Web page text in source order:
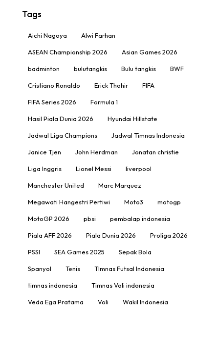
Tags
Aichi Nagoya Alwi Farhan
ASEAN Championship 2026 Asian Games 2026
badminton bulutangkis Bulu tangkis BWF
Cristiano Ronaldo Erick Thohir FIFA
FIFA Series 2026 Formula 1
Hasil Piala Dunia 2026 Hyundai Hillstate
Jadwal Liga Champions Jadwal Timnas Indonesia
Janice Tjen John Herdman Jonatan christie
Liga Inggris Lionel Messi liverpool
Manchester United Marc Marquez
Megawati Hangestri Pertiwi Moto3 motogp
MotoGP 2026 pbsi pembalap indonesia
Piala AFF 2026 Piala Dunia 2026 Proliga 2026
PSSI SEA Games 2025 Sepak Bola
Spanyol Tenis TImnas Futsal Indonesia
timnas indonesia Timnas Voli indonesia
Veda Ega Pratama Voli Wakil Indonesia